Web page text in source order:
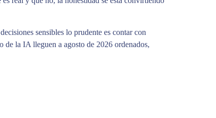
sensibles lo prudente es contar con
la IA lleguen a agosto de 2026 ordenados,